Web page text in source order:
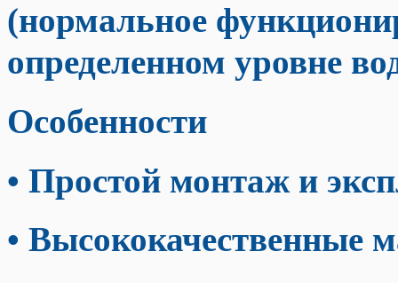
(нормальное
определенном уровне
Особенности
• Простой монтаж и
• Высококачественные